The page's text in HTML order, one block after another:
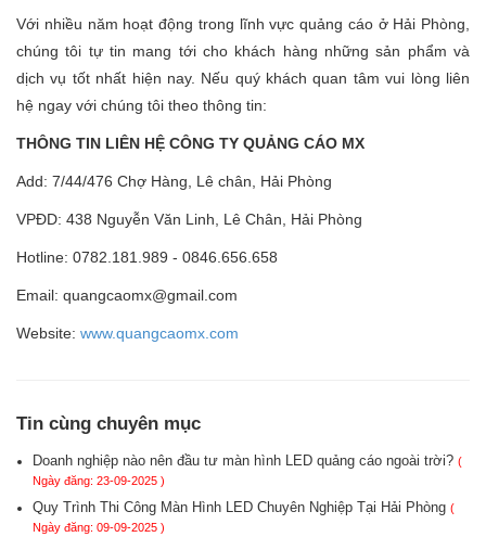
Với nhiều năm hoạt động trong lĩnh vực quảng cáo ở Hải Phòng,
chúng tôi tự tin mang tới cho khách hàng những sản phẩm và
dịch vụ tốt nhất hiện nay. Nếu quý khách quan tâm vui lòng liên
hệ ngay với chúng tôi theo thông tin:
THÔNG TIN LIÊN HỆ CÔNG TY QUẢNG CÁO MX
Add: 7/44/476 Chợ Hàng, Lê chân, Hải Phòng
VPĐD: 438 Nguyễn Văn Linh, Lê Chân, Hải Phòng
Hotline: 0782.181.989 - 0846.656.658
Email: quangcaomx@gmail.com
Website: www.quangcaomx.com
Tin cùng chuyên mục
Doanh nghiệp nào nên đầu tư màn hình LED quảng cáo ngoài trời? (
Ngày đăng: 23-09-2025 )
Quy Trình Thi Công Màn Hình LED Chuyên Nghiệp Tại Hải Phòng (
Ngày đăng: 09-09-2025 )